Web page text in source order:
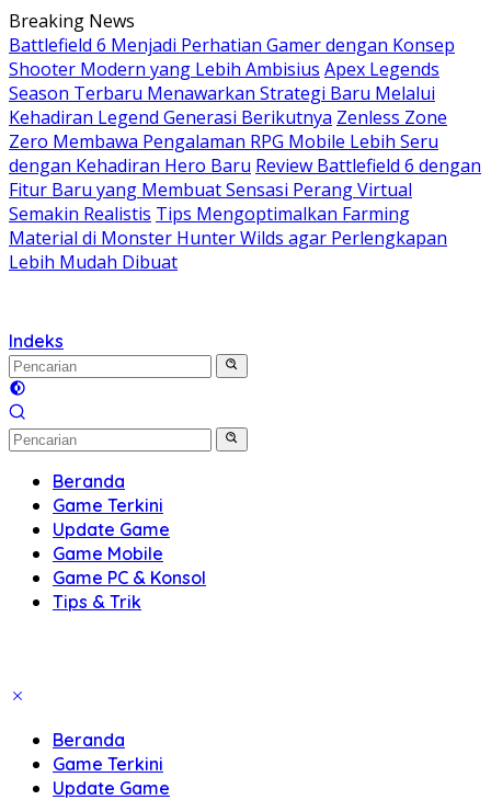
Langsung
ke
konten
Breaking News
Battlefield 6 Menjadi Perhatian Gamer dengan Konsep
Shooter Modern yang Lebih Ambisius Apex Legends
Season Terbaru Menawarkan Strategi Baru Melalui
Kehadiran Legend Generasi Berikutnya Zenless Zone
Zero Membawa Pengalaman RPG Mobile Lebih Seru
dengan Kehadiran Hero Baru Review Battlefield 6 dengan
Fitur Baru yang Membuat Sensasi Perang Virtual
Semakin Realistis Tips Mengoptimalkan Farming
Material di Monster Hunter Wilds agar Perlengkapan
Lebih Mudah Dibuat
Indeks
Beranda
Game Terkini
Update Game
Game Mobile
Game PC & Konsol
Tips & Trik
Beranda
Game Terkini
Update Game